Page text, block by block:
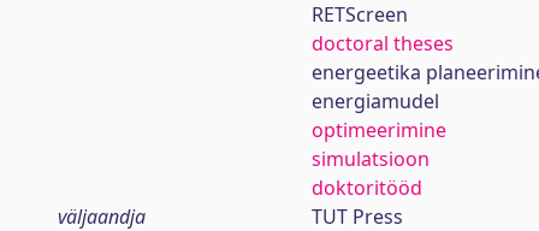
RETScreen
doctoral theses
energeetika
energiamudel
optimeerimine
simulatsioon
doktoritööd
väljaandja
TUT Press